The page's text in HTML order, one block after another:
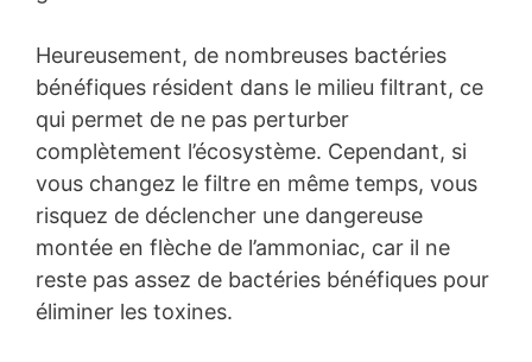
Heureusement, de nombreuses bactéries
bénéfiques résident dans le milieu filtrant, ce
qui permet de ne pas perturber
complètement l’écosystème. Cependant, si
vous changez le filtre en même temps, vous
risquez de déclencher une dangereuse
montée en flèche de l’ammoniac, car il ne
reste pas assez de bactéries bénéfiques pour
éliminer les toxines.